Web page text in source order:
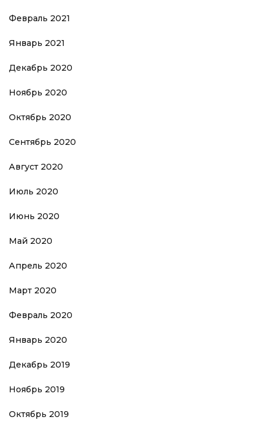
Февраль 2021
Январь 2021
Декабрь 2020
Ноябрь 2020
Октябрь 2020
Сентябрь 2020
Август 2020
Июль 2020
Июнь 2020
Май 2020
Апрель 2020
Март 2020
Февраль 2020
Январь 2020
Декабрь 2019
Ноябрь 2019
Октябрь 2019